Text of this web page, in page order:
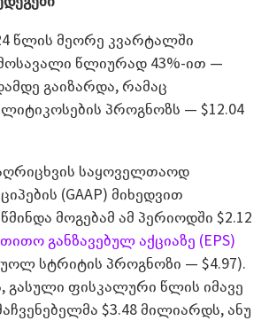
წლის მეორე კვარტალში
წლიურად 43%-ით —
გაიზარდა, რამაც
პროგნოზს — $12.04
საყოველთაოდ
(GAAP) მიხედვით
მოგებამ ამ პერიოდში $2.12
თითო განზავებულ აქციაზე (EPS)
სტრიტის პროგნოზი — $4.97).
გასული ფისკალური წლის იმავე
$3.48 მილიარდს, ანუ